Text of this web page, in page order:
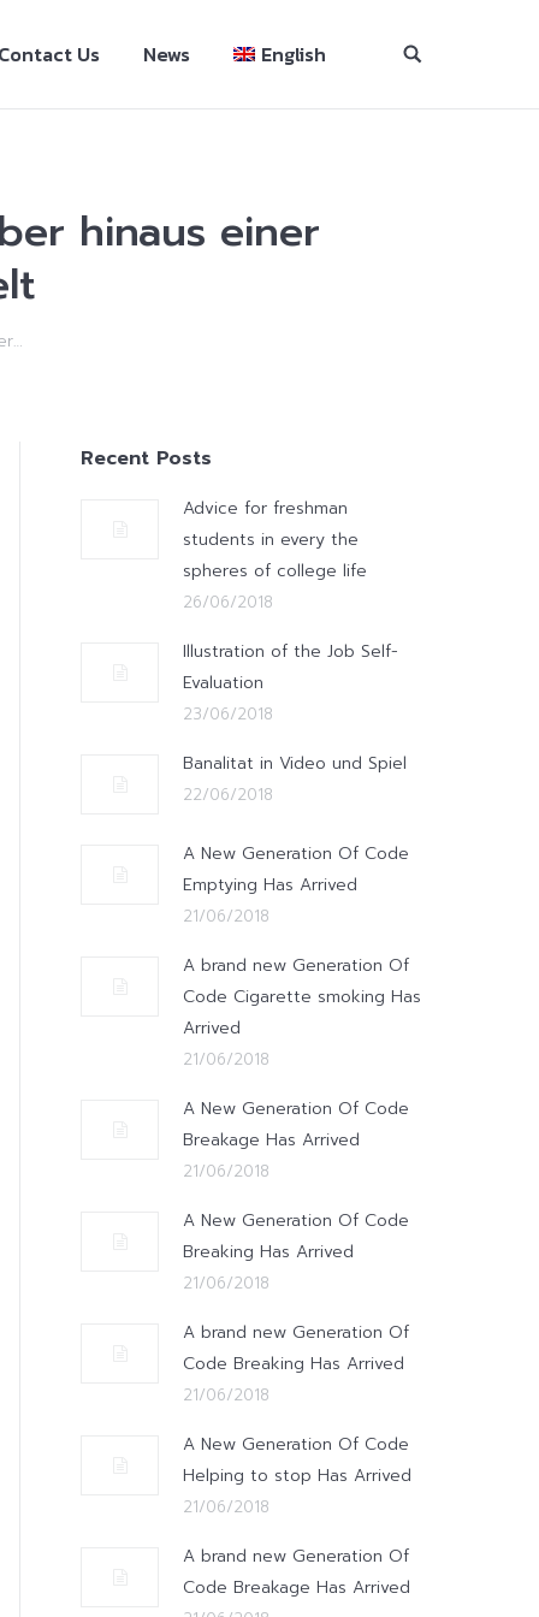
Contact Us News English
hinaus einer
Recent Posts
Advice for freshman
students in every the
spheres of college life
26/06/2018
Illustration of the Job Self-
Evaluation
23/06/2018
Banalitat in Video und Spiel
22/06/2018
A New Generation Of Code
Emptying Has Arrived
21/06/2018
A brand new Generation Of
Code Cigarette smoking Has
Arrived
21/06/2018
A New Generation Of Code
Breakage Has Arrived
21/06/2018
A New Generation Of Code
Breaking Has Arrived
21/06/2018
A brand new Generation Of
Code Breaking Has Arrived
21/06/2018
A New Generation Of Code
Helping to stop Has Arrived
21/06/2018
A brand new Generation Of
Code Breakage Has Arrived